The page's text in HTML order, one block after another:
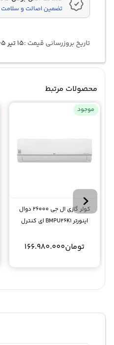
تضمین اصالت و سلامت
تاریخ بروزرسانی قیمت :۱۵ تیر ۱۴۰۵
محصولات مرتبط
موجود
کولر گازی ال جی 26000 دوال
اینورتر BMPU26K1 ای کنترل
تومان166.980.000